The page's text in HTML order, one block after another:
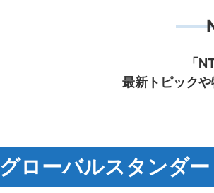
「
最新トピックや
グローバルスタンダ